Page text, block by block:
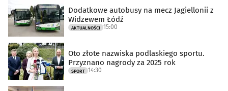
Dodatkowe autobusy na mecz Jagiellonii z
Widzewem Łódź
AKTUALNOŚCI 15:00
Oto złote nazwiska podlaskiego sportu.
Przyznano nagrody za 2025 rok
SPORT 14:30